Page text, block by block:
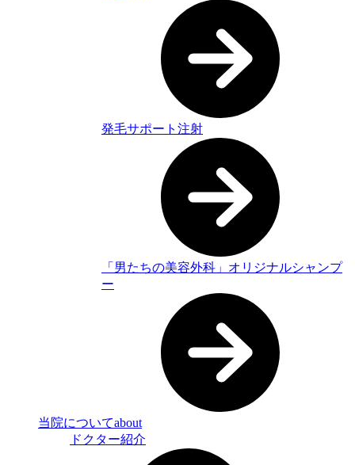
発毛サポート注射
「男たちの美容外科」オリジナルシャンプ
ー
当院についてabout
ドクター紹介